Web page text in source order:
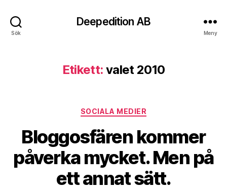
Sök
Deepedition AB
Meny
Etikett: valet 2010
Kategorier
SOCIALA MEDIER
Bloggosfären kommer
påverka mycket. Men på
ett annat sätt.